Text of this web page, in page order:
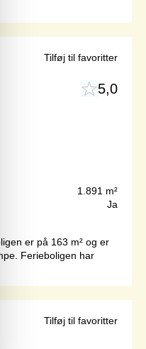
5,0
1.891 m²
Ja
er på 163 m² og er
Ferieboligen har
Tilføj til favoritter
Tilføj til favoritter